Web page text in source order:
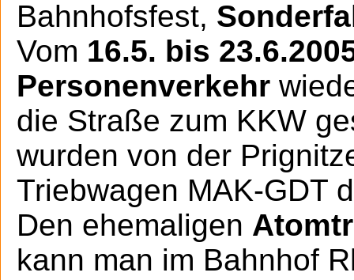
Bahnhofsfest,
Vom 16.5. bis
Personenverkehr
die Straße zum KKW
wurden von der
Triebwagen MAK-GDT
Den ehemaligen
kann man im Bahnhof